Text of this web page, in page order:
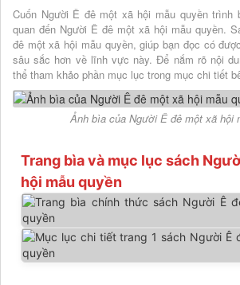
Cuốn Người Ê đê một xã hội mẫu quyền trình
quan đến Người Ê đê một xã hội mẫu quyền.
đê một xã hội mẫu quyền, giúp bạn đọc có
sâu sắc hơn về lĩnh vực này. Để nắm rõ nội
thể tham khảo phần mục lục trong mục chi tiết
Ảnh bìa của Người Ê đê một xã hội
Trang bìa và mục lục sách
hội mẫu quyền